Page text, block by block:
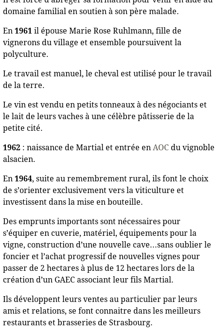
domaine familial en soutien à son père malade.
En 1961 il épouse Marie Rose Ruhlmann, fille de
vignerons du village et ensemble poursuivent la
polyculture.
Le travail est manuel, le cheval est utilisé pour le travail
de la terre.
Le vin est vendu en petits tonneaux à des négociants et
le lait de leurs vaches à une célèbre pâtisserie de la
petite cité.
1962 : naissance de Martial et entrée en AOC du vignoble
alsacien.
En 1964, suite au remembrement rural, ils font le choix
de s’orienter exclusivement vers la viticulture et
investissent dans la mise en bouteille.
Des emprunts importants sont nécessaires pour
s’équiper en cuverie, matériel, équipements pour la
vigne, construction d’une nouvelle cave...sans oublier le
foncier et l’achat progressif de nouvelles vignes pour
passer de 2 hectares à plus de 12 hectares lors de la
création d’un GAEC associant leur fils Martial.
Ils développent leurs ventes au particulier par leurs
amis et relations, se font connaitre dans les meilleurs
restaurants et brasseries de Strasbourg.